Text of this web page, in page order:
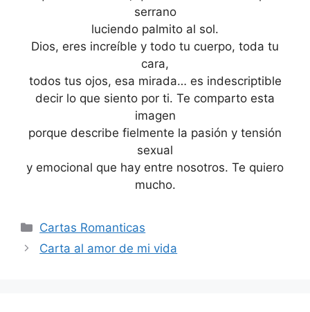
serrano
luciendo palmito al sol.
Dios, eres increíble y todo tu cuerpo, toda tu
cara,
todos tus ojos, esa mirada… es indescriptible
decir lo que siento por ti. Te comparto esta
imagen
porque describe fielmente la pasión y tensión
sexual
y emocional que hay entre nosotros. Te quiero
mucho.
Categories
Cartas Romanticas
Carta al amor de mi vida